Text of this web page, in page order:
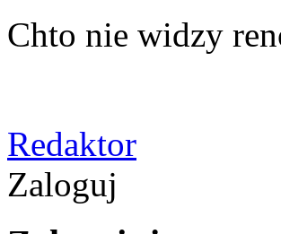
Chto nie widzy
Redaktor
Zaloguj